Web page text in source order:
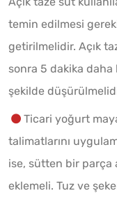
temin edilmesi
getirilmelidir. Açık
sonra 5 dakika daha
şekilde
Ticari yoğurt
talimatlarını
ise, sütten bir parça
eklemeli. Tuz ve